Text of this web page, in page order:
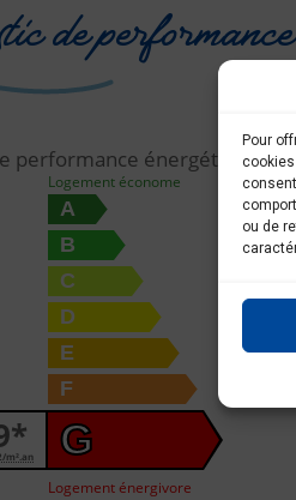
Pour
ou de
de
performance énergétique
m².an
Logement économe
A
B
C
D
E
F
G
Logement énergivore